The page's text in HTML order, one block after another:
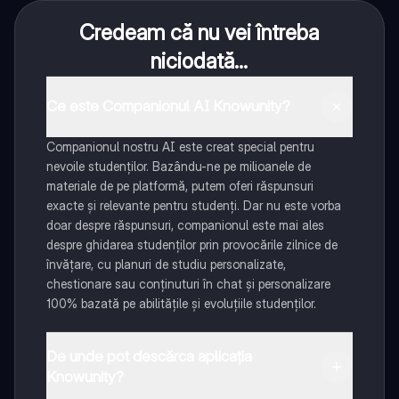
Credeam că nu vei întreba
niciodată...
Companionul nostru AI este creat special pentru
nevoile studenților. Bazându-ne pe milioanele de
materiale de pe platformă, putem oferi răspunsuri
exacte și relevante pentru studenți. Dar nu este vorba
doar despre răspunsuri, companionul este mai ales
despre ghidarea studenților prin provocările zilnice de
învățare, cu planuri de studiu personalizate,
chestionare sau conținuturi în chat și personalizare
100% bazată pe abilitățile și evoluțiile studenților.